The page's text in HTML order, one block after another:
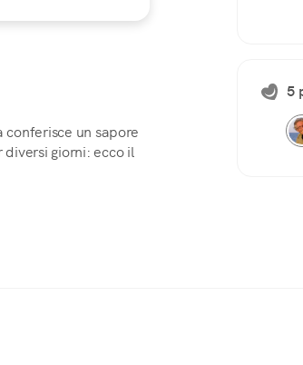
un sapore
giorni: ecco il
5